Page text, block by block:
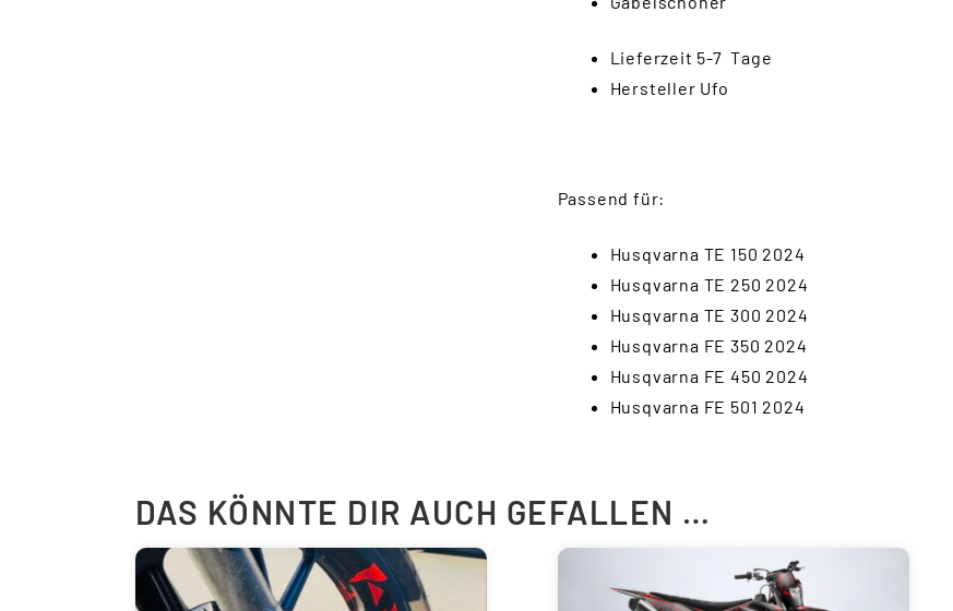
Lieferzeit 5-7 Tage
Hersteller Ufo
Passend für:
Husqvarna TE 150 2024
Husqvarna TE 250 2024
Husqvarna TE 300 2024
Husqvarna FE 350 2024
Husqvarna FE 450 2024
Husqvarna FE 501 2024
DAS KÖNNTE DIR AUCH GEFALLEN …